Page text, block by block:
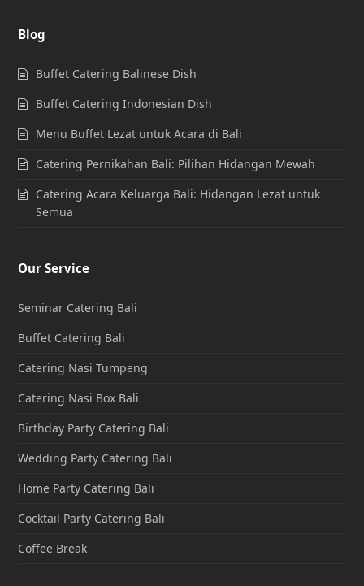
Blog
Buffet Catering Balinese Dish
Buffet Catering Indonesian Dish
Menu Buffet Lezat untuk Acara di Bali
Catering Pernikahan Bali: Pilihan Hidangan Mewah
Catering Acara Keluarga Bali: Hidangan Lezat untuk
Semua
Our Service
Seminar Catering Bali
Buffet Catering Bali
Catering Nasi Tumpeng
Catering Nasi Box Bali
Birthday Party Catering Bali
Wedding Party Catering Bali
Home Party Catering Bali
Cocktail Party Catering Bali
Coffee Break